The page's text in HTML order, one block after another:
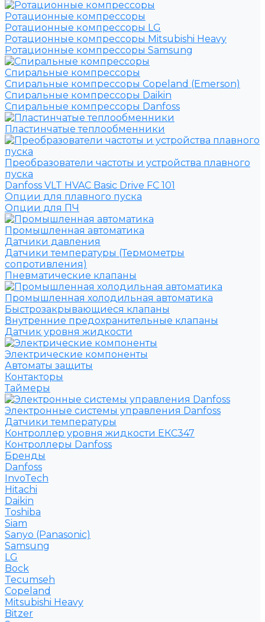
Ротационные компрессоры
Ротационные компрессоры LG
Ротационные компрессоры Mitsubishi Heavy
Ротационные компрессоры Samsung
Спиральные компрессоры
Спиральные компрессоры Copeland (Emerson)
Спиральные компрессоры Daikin
Спиральные компрессоры Danfoss
Пластинчатые теплообменники
Преобразователи частоты и устройства плавного
пуска
Danfoss VLT HVAC Basic Drive FC 101
Опции для плавного пуска
Опции для ПЧ
Промышленная автоматика
Датчики давления
Датчики температуры (Термометры
сопротивления)
Пневматические клапаны
Промышленная холодильная автоматика
Быстрозакрывающиеся клапаны
Внутренние предохранительные клапаны
Датчик уровня жидкости
Электрические компоненты
Автоматы защиты
Контакторы
Таймеры
Электронные системы управления Danfoss
Датчики температуры
Контроллер уровня жидкости ЕКС347
Контроллеры Danfoss
Бренды
Danfoss
InvoTech
Hitachi
Daikin
Toshiba
Siam
Sanyo (Panasonic)
Samsung
LG
Bock
Tecumseh
Copeland
Mitsubishi Heavy
Bitzer